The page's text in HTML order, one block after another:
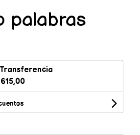
palabras
Transferencia